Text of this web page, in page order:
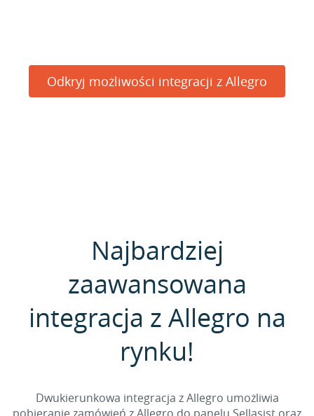
Odkryj możliwości integracji z Allegro
Najbardziej
zaawansowana
integracja z Allegro na
rynku!
Dwukierunkowa integracja z Allegro umożliwia